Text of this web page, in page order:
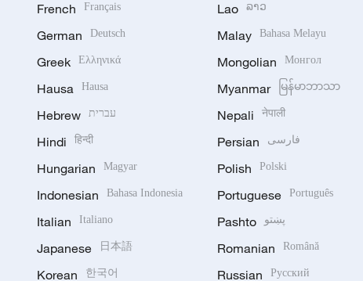
French Français
German Deutsch
Greek Ελληνικά
Hausa Hausa
Hebrew עברית
Hindi हिन्दी
Hungarian Magyar
Indonesian Bahasa Indonesia
Italian Italiano
Japanese 日本語
Korean 한국어
Lao ລາວ
Malay Bahasa Melayu
Mongolian Монгол
Myanmar မြန်မာဘာသာ
Nepali नेपाली
Persian فارسی
Polish Polski
Portuguese Português
Pashto پښتو
Romanian Română
Russian Русский